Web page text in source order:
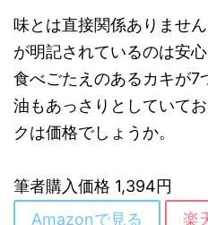
味とは直接関係ありませ
が明記されているのは安心
食べごたえのあるカキが7
油もあっさりとしていて
クは価格でしょうか。
筆者購入価格 1,394円
Amazonで見る
楽